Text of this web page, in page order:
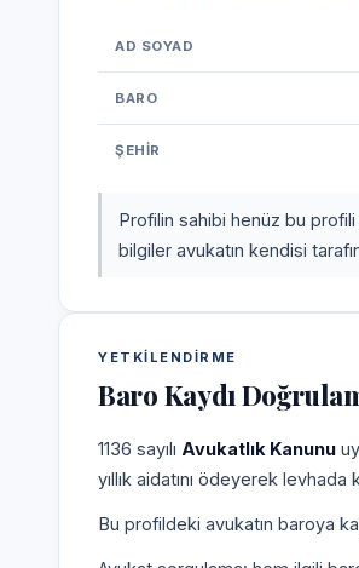
AD SOYAD
BARO
ŞEHIR
Profilin sahibi henüz bu
bilgiler avukatın kendisi
YETKILENDIRME
Baro Kaydı
1136 sayılı Avukatlık Kanunu
yıllık aidatını ödeyerek
Bu profildeki avukatın baroya